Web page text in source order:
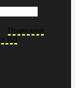
Правилами
ПД